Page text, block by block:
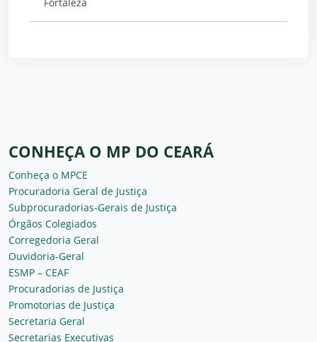
CONHEÇA O MP DO CEARÁ
Conheça o MPCE
Procuradoria Geral de Justiça
Subprocuradorias-Gerais de Justiça
Órgãos Colegiados
Corregedoria Geral
Ouvidoria-Geral
ESMP – CEAF
Procuradorias de Justiça
Promotorias de Justiça
Secretaria Geral
Secretarias Executivas